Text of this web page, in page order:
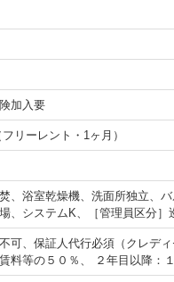
加入要
リーレント・1ヶ月）
、浴室乾燥機、洗面所独立、
、システムK、［管理員区分
可、保証人代行必須（クレデ
料等の５０％、 ２年目以降：